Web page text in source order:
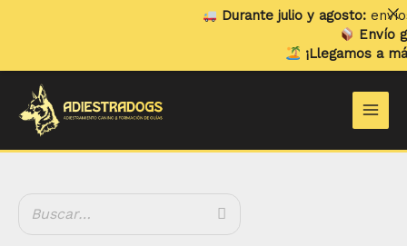
Durante julio y agosto:
Envío
¡Llegamos a